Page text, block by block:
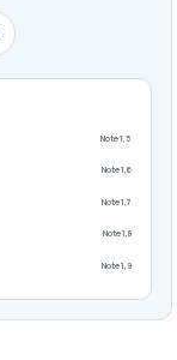
Note 1,5
Note 1,6
Note 1,7
Note 1,8
Note 1,9